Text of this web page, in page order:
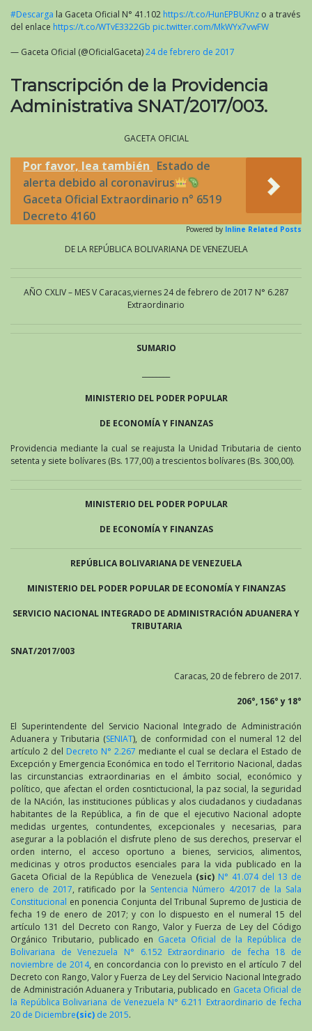
#Descarga la Gaceta Oficial N° 41.102 https://t.co/HunEPBUKnz o a través
del enlace https://t.co/WTvE3322Gb pic.twitter.com/MkWYx7vwFW
— Gaceta Oficial (@OficialGaceta)24 de febrero de 2017
Transcripción de la Providencia
Administrativa SNAT/2017/003.
GACETA OFICIAL
Por favor, lea también Estado de
alerta debido al coronavirus
Gaceta Oficial Extraordinario n° 6519
Decreto 4160
Powered by Inline Related Posts
DE LA REPÚBLICA BOLIVARIANA DE VENEZUELA
AÑO CXLIV – MES V Caracas,viernes 24 de febrero de 2017 N° 6.287
Extraordinario
SUMARIO
MINISTERIO DEL PODER POPULAR
DE ECONOMÍA Y FINANZAS
Providencia mediante la cual se reajusta la Unidad Tributaria de ciento
setenta y siete bolívares (Bs. 177,00) a trescientos bolívares (Bs. 300,00).
MINISTERIO DEL PODER POPULAR
DE ECONOMÍA Y FINANZAS
REPÚBLICA BOLIVARIANA DE VENEZUELA
MINISTERIO DEL PODER POPULAR DE ECONOMÍA Y FINANZAS
SERVICIO NACIONAL INTEGRADO DE ADMINISTRACIÓN ADUANERA Y
TRIBUTARIA
SNAT/2017/003
Caracas, 20 de febrero de 2017.
206°, 156° y 18°
El Superintendente del Servicio Nacional Integrado de Administración
Aduanera y Tributaria (SENIAT), de conformidad con el numeral 12 del
artículo 2 del Decreto N° 2.267 mediante el cual se declara el Estado de
Excepción y Emergencia Económica en todo el Territorio Nacional, dadas
las circunstancias extraordinarias en el ámbito social, económico y
político, que afectan el orden cosntictucional, la paz social, la seguridad
de la NAción, las instituciones públicas y alos ciudadanos y ciudadanas
habitantes de la República, a fin de que el ejecutivo Nacional adopte
medidas urgentes, contundentes, excepcionales y necesarias, para
asegurar a la población el disfrute pleno de sus derechos, preservar el
orden interno, el acceso oportuno a bienes, servicios, alimentos,
medicinas y otros productos esenciales para la vida publicado en la
Gaceta Oficial de la República de Venezuela (sic) N° 41.074 del 13 de
enero de 2017, ratificado por la Sentencia Número 4/2017 de la Sala
Constitucional en ponencia Conjunta del Tribunal Supremo de Justicia de
fecha 19 de enero de 2017; y con lo dispuesto en el numeral 15 del
artículo 131 del Decreto con Rango, Valor y Fuerza de Ley del Código
Orgánico Tributario, publicado en Gaceta Oficial de la República de
Bolivariana de Venezuela N° 6.152 Extraordinario de fecha 18 de
noviembre de 2014, en concordancia con lo previsto en el artículo 7 del
Decreto con Rango, Valor y Fuerza de Ley del Servicio Nacional Integrado
de Administración Aduanera y Tributaria, publicado en Gaceta Oficial de
la República Bolivariana de Venezuela N° 6.211 Extraordinario de fecha
20 de Diciembre(sic) de 2015.